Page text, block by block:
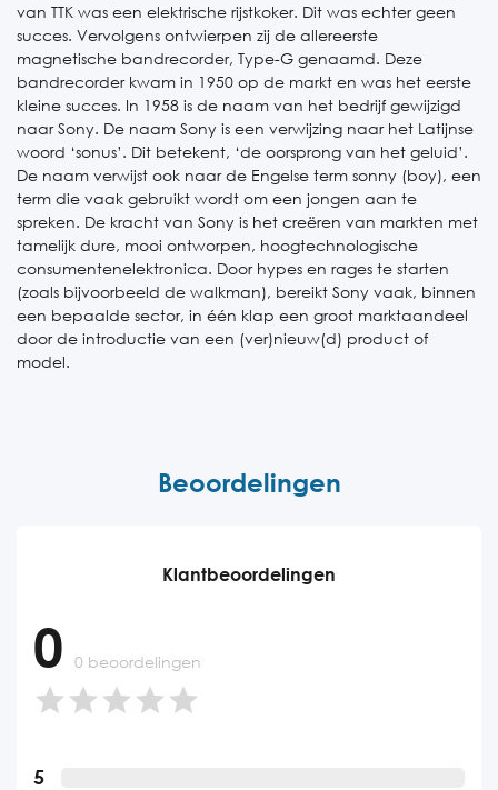
van TTK was een elektrische rijstkoker. Dit was echter geen
succes. Vervolgens ontwierpen zij de allereerste
magnetische bandrecorder, Type-G genaamd. Deze
bandrecorder kwam in 1950 op de markt en was het eerste
kleine succes. In 1958 is de naam van het bedrijf gewijzigd
naar Sony. De naam Sony is een verwijzing naar het Latijnse
woord ‘sonus’. Dit betekent, ‘de oorsprong van het geluid’.
De naam verwijst ook naar de Engelse term sonny (boy), een
term die vaak gebruikt wordt om een jongen aan te
spreken. De kracht van Sony is het creëren van markten met
tamelijk dure, mooi ontworpen, hoogtechnologische
consumentenelektronica. Door hypes en rages te starten
(zoals bijvoorbeeld de walkman), bereikt Sony vaak, binnen
een bepaalde sector, in één klap een groot marktaandeel
door de introductie van een (ver)nieuw(d) product of
model.
Beoordelingen
Klantbeoordelingen
5
0 0 beoordelingen